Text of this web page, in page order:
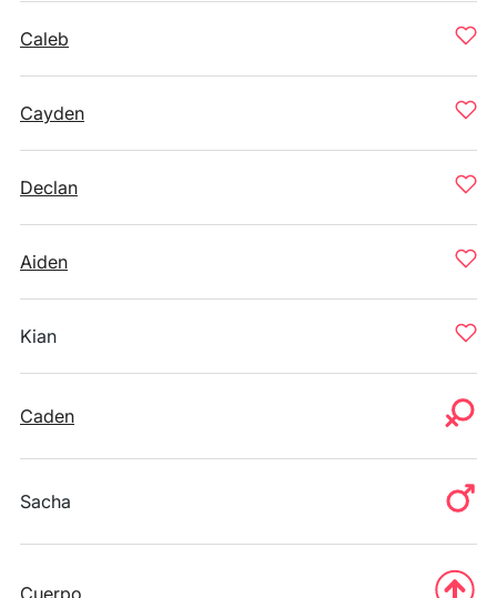
Caleb
Cayden
Declan
Aiden
Kian
Caden
Sacha
Cuerpo